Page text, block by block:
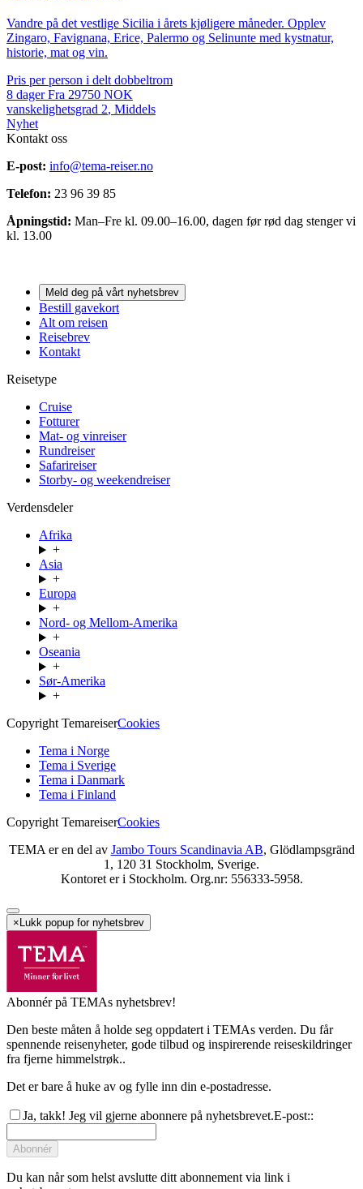
Vandre på det vestlige Sicilia i årets kjøligere måneder. Opplev
Zingaro, Favignana, Erice, Palermo og Selinunte med kystnatur,
historie, mat og vin.
Pris per person i delt dobbeltrom
8 dager Fra 29750 NOK
vanskelighetsgrad 2, Middels
Nyhet
Kontakt oss
E-post: info@tema-reiser.no
Telefon: 23 96 39 85
Åpningstid: Man–Fre kl. 09.00–16.00, dagen før rød dag stenger vi
kl. 13.00
Meld deg på vårt nyhetsbrev
Bestill gavekort
Alt om reisen
Reisebrev
Kontakt
Reisetype
Cruise
Fotturer
Mat- og vinreiser
Rundreiser
Safarireiser
Storby- og weekendreiser
Verdensdeler
Afrika
+
Asia
+
Europa
+
Nord- og Mellom-Amerika
+
Oseania
+
Sør-Amerika
+
Copyright TemareiserCookies
Tema i Norge
Tema i Sverige
Tema i Danmark
Tema i Finland
Copyright TemareiserCookies
TEMA er en del av Jambo Tours Scandinavia AB, Glödlampsgränd
1, 120 31 Stockholm, Sverige.
Kontoret er i Stockholm. Org.nr: 556333-5958.
× Lukk popup for nyhetsbrev
Abonnér på TEMAs nyhetsbrev!
Den beste måten å holde seg oppdatert i TEMAs verden. Du får
spennende reisenyheter, gode tilbud og inspirerende reiseskildringer
fra fjerne himmelstrøk..
Det er bare å huke av og fylle inn din e-postadresse.
Ja, takk! Jeg vil gjerne abonnere på nyhetsbrevet.E-post::
Abonnér
Du kan når som helst avslutte ditt abonnement via link i